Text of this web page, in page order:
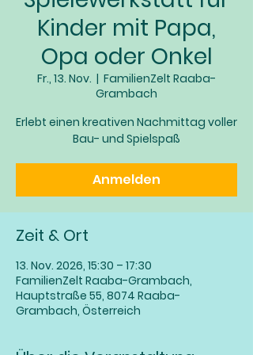
Kinder mit Papa,
Opa oder Onkel
Fr., 13. Nov.
  |
FamilienZelt Raaba-
Grambach
Erlebt einen kreativen Nachmittag voller
Bau- und Spielspaß
Anmelden
Zeit & Ort
13. Nov. 2026, 15:30 – 17:30
FamilienZelt Raaba-Grambach,
Hauptstraße 55, 8074 Raaba-
Grambach, Österreich